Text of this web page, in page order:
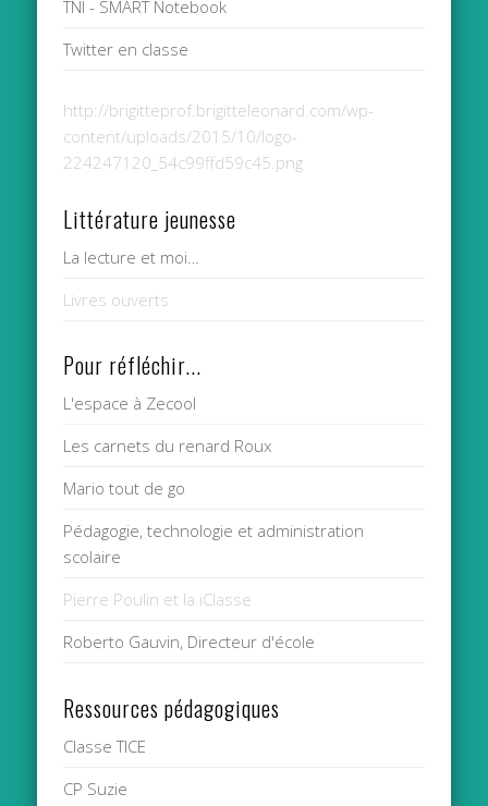
TNI - SMART Notebook
Twitter en classe
http://brigitteprof.brigitteleonard.com/wp-
content/uploads/2015/10/logo-
224247120_54c99ffd59c45.png
Littérature jeunesse
La lecture et moi…
Livres ouverts
Pour réfléchir...
L'espace à Zecool
Les carnets du renard Roux
Mario tout de go
Pédagogie, technologie et administration
scolaire
Pierre Poulin et la iClasse
Roberto Gauvin, Directeur d'école
Ressources pédagogiques
Classe TICE
CP Suzie